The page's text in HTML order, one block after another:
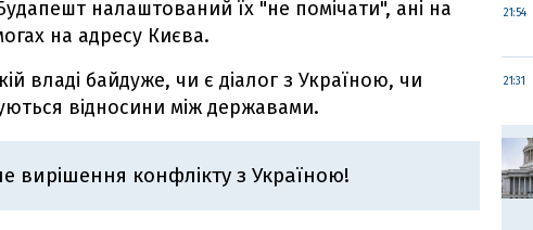
налаштований їх "не помічати", ані на
на адресу Києва.
владі байдуже, чи є діалог з Україною, чи
відносини між державами.
вирішення конфлікту з Україною!
21:54
21:31